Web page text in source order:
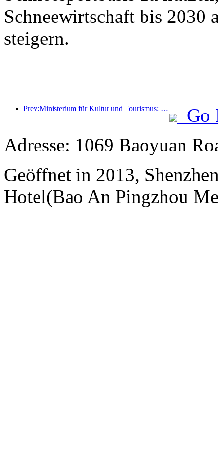
Schneewirtschaft bis 2030
steigern.
Prev:Ministerium für Kultur und Tourismus: Fokus auf Angebot und Nachfrage zur Steuerung von Kultur- und Tourismuskonsumaktivitäten sowie Reisen.
Go
Adresse: 1069 Baoyuan
Geöffnet in 2013,
Hotel(Bao An Pingzhou